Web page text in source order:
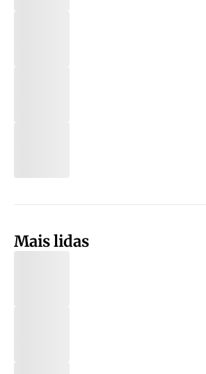
Mais lidas